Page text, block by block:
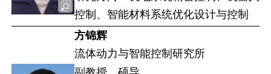
控制、智能材料系统优化设计与控制
方锦辉
流体动力与智能控制研究所